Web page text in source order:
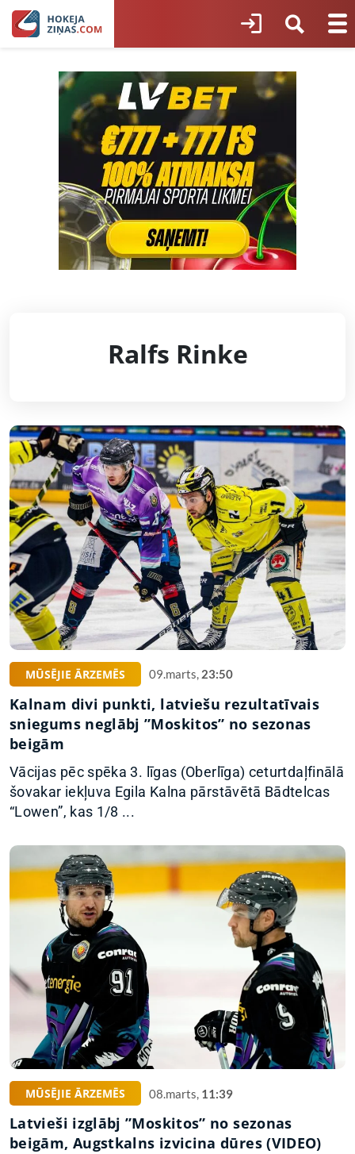
Ralfs Rinke
MŪSĒJIE ĀRZEMĒS 09.marts, 23:50
Kalnam divi punkti, latviešu rezultatīvais
sniegums neglābj ”Moskitos” no sezonas
beigām
Vācijas pēc spēka 3. līgas (Oberlīga) ceturtdaļfinālā
šovakar iekļuva Egila Kalna pārstāvētā Bādtelcas
“Lowen”, kas 1/8 ...
MŪSĒJIE ĀRZEMĒS 08.marts, 11:39
Latvieši izglābj ”Moskitos” no sezonas
beigām, Augstkalns izvicina dūres (VIDEO)